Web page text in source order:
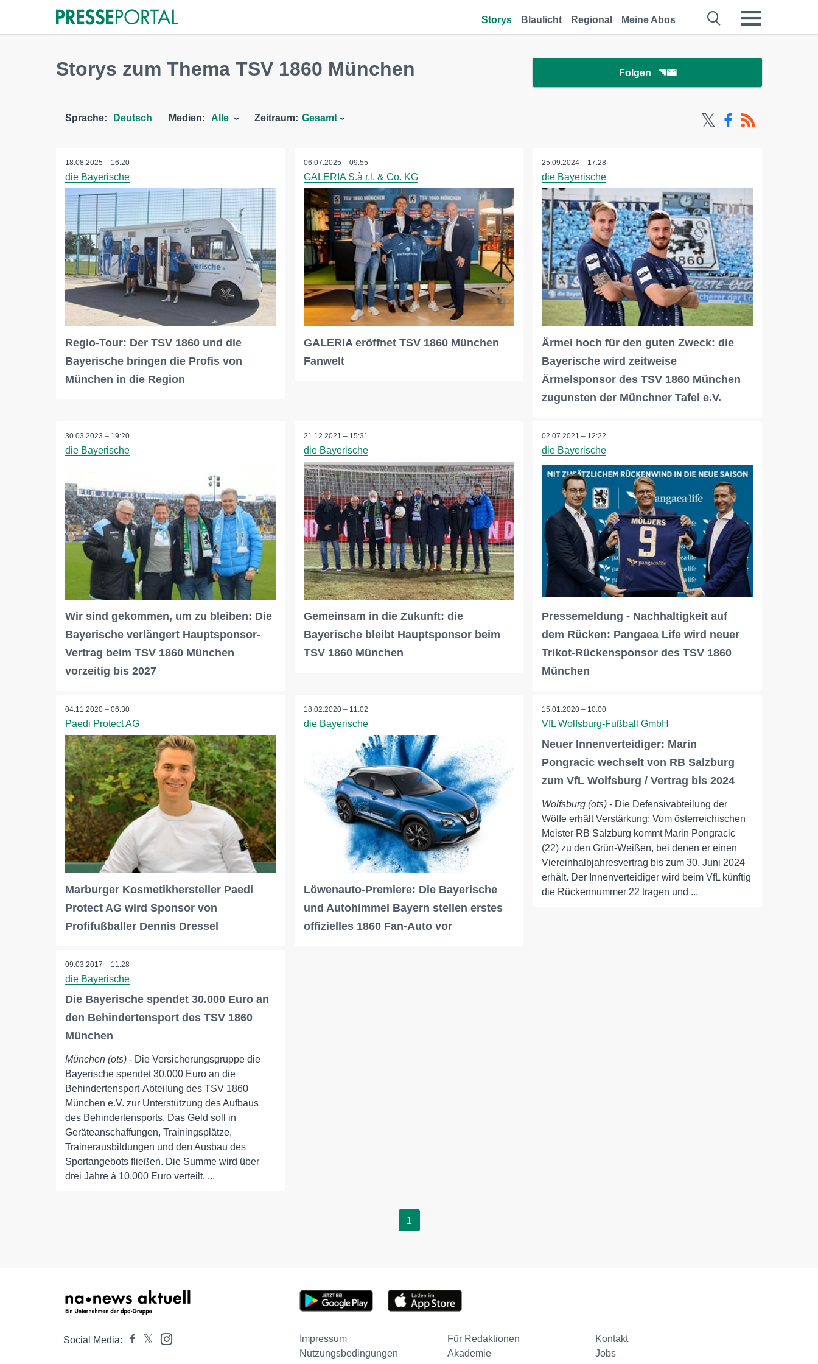
Storys Blaulicht Regional Meine Abos
Storys zum Thema TSV 1860 München Folgen
Sprache: Deutsch Medien: Alle Zeitraum: Gesamt
18.08.2025 – 16:20
die Bayerische
Regio-Tour: Der TSV 1860 und die
Bayerische bringen die Profis von
München in die Region
06.07.2025 – 09:55
GALERIA S.à r.l. & Co. KG
GALERIA eröffnet TSV 1860 München
Fanwelt
25.09.2024 – 17:28
die Bayerische
Ärmel hoch für den guten Zweck: die
Bayerische wird zeitweise
Ärmelsponsor des TSV 1860 München
zugunsten der Münchner Tafel e.V.
30.03.2023 – 19:20
die Bayerische
Wir sind gekommen, um zu bleiben: Die
Bayerische verlängert Hauptsponsor-
Vertrag beim TSV 1860 München
vorzeitig bis 2027
21.12.2021 – 15:31
die Bayerische
Gemeinsam in die Zukunft: die
Bayerische bleibt Hauptsponsor beim
TSV 1860 München
02.07.2021 – 12:22
die Bayerische
Pressemeldung - Nachhaltigkeit auf
dem Rücken: Pangaea Life wird neuer
Trikot-Rückensponsor des TSV 1860
München
04.11.2020 – 06:30
Paedi Protect AG
Marburger Kosmetikhersteller Paedi
Protect AG wird Sponsor von
Profifußballer Dennis Dressel
18.02.2020 – 11:02
die Bayerische
Löwenauto-Premiere: Die Bayerische
und Autohimmel Bayern stellen erstes
offizielles 1860 Fan-Auto vor
15.01.2020 – 10:00
VfL Wolfsburg-Fußball GmbH
Neuer Innenverteidiger: Marin
Pongracic wechselt von RB Salzburg
zum VfL Wolfsburg / Vertrag bis 2024
Wolfsburg (ots) - Die Defensivabteilung der
Wölfe erhält Verstärkung: Vom österreichischen
Meister RB Salzburg kommt Marin Pongracic
(22) zu den Grün-Weißen, bei denen er einen
Viereinhalbjahresvertrag bis zum 30. Juni 2024
erhält. Der Innenverteidiger wird beim VfL künftig
die Rückennummer 22 tragen und ...
09.03.2017 – 11:28
die Bayerische
Die Bayerische spendet 30.000 Euro an
den Behindertensport des TSV 1860
München
München (ots) - Die Versicherungsgruppe die
Bayerische spendet 30.000 Euro an die
Behindertensport-Abteilung des TSV 1860
München e.V. zur Unterstützung des Aufbaus
des Behindertensports. Das Geld soll in
Geräteanschaffungen, Trainingsplätze,
Trainerausbildungen und den Ausbau des
Sportangebots fließen. Die Summe wird über
drei Jahre á 10.000 Euro verteilt. ...
1
Social Media: Impressum Für Redaktionen
Kontakt
Nutzungsbedingungen
Akademie
Jobs